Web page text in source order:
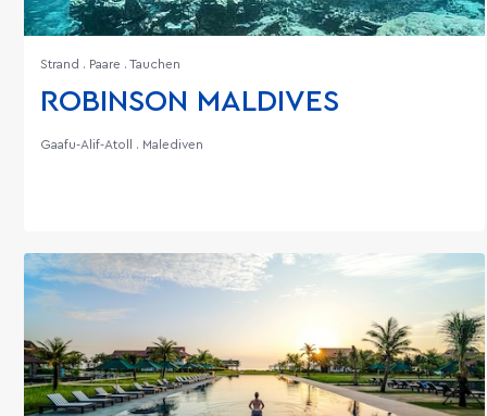
Strand . Paare . Tauchen
ROBINSON MALDIVES
Gaafu-Alif-Atoll . Malediven